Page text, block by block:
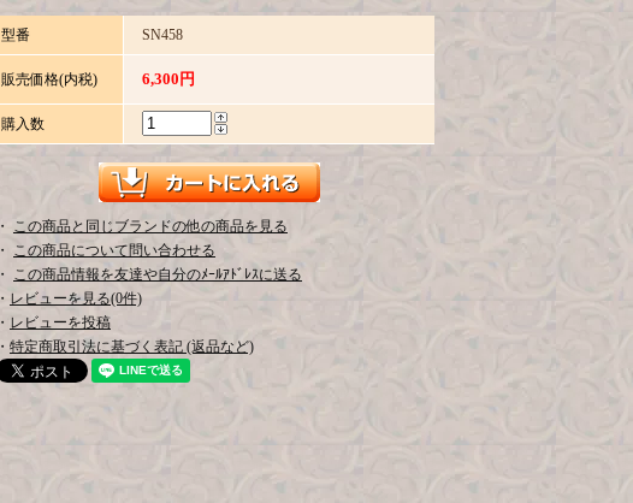
型番 SN458
販売価格(内税) 6,300円
購入数
・ この商品と同じブランドの他の商品を見る
・ この商品について問い合わせる
・ この商品情報を友達や自分のﾒｰﾙｱﾄﾞﾚｽに送る
・ レビューを見る(0件)
・ レビューを投稿
・ 特定商取引法に基づく表記 (返品など)